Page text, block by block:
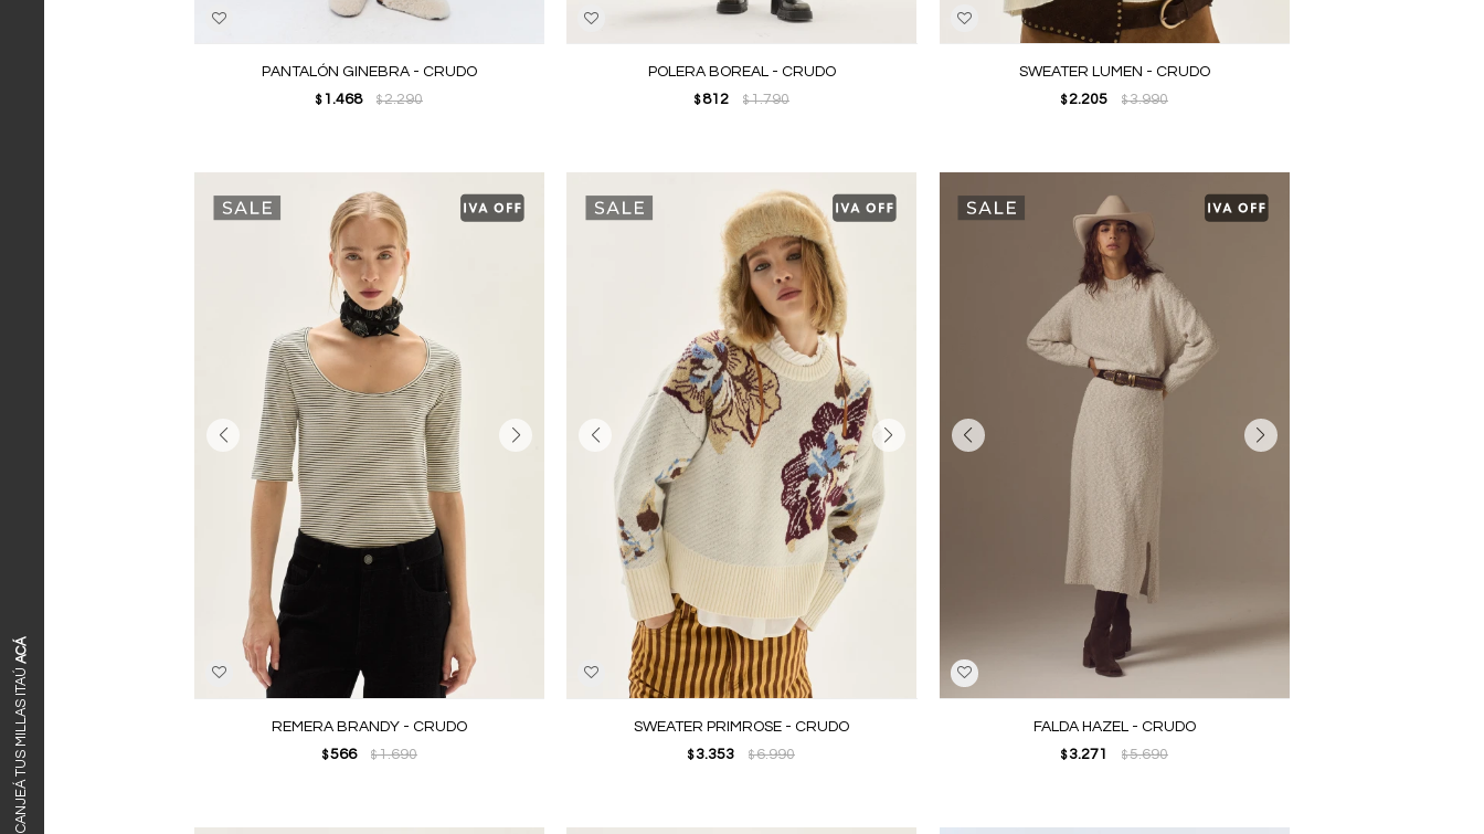
CANJEÁ TUS MILLAS ITAÚ
ACÁ
PANTALÓN GINEBRA - CRUDO
$ 1.468 $2.290
POLERA BOREAL - CRUDO
$ 812 $1.790
SWEATER LUMEN - CRUDO
$ 2.205 $3.990
REMERA BRANDY - CRUDO
$566 $1.690
SWEATER PRIMROSE - CRUDO
$3.353 $6.990
FALDA HAZEL - CRUDO
$ 3.271 $5.690